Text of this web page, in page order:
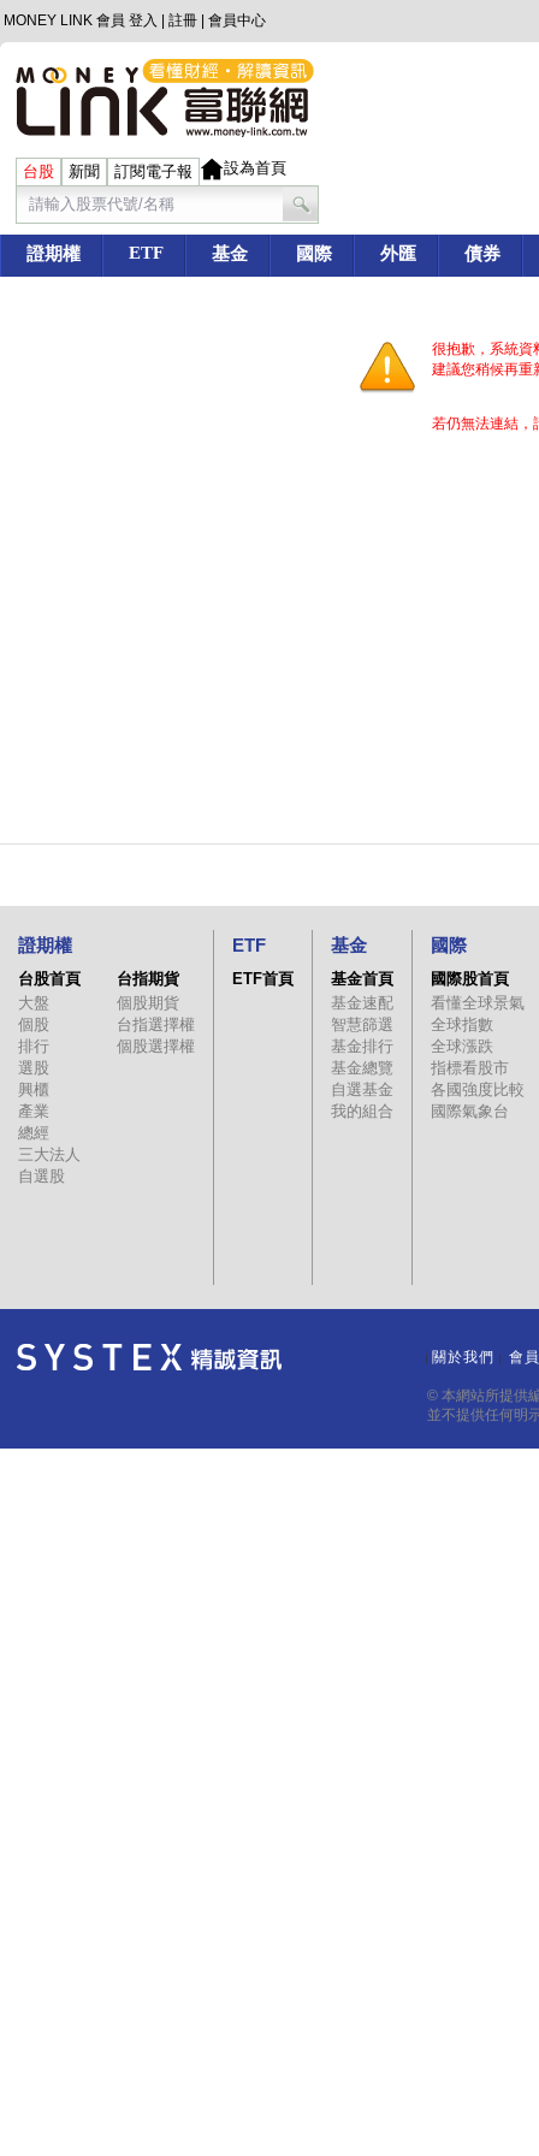
MONEY LINK 會員 登入 註冊 會員中心
台股 新聞 訂閱電子報 設為首頁
證期權 ETF 基金 國際 外匯 債券
很抱歉，系統資
建議您稍候再重
若仍無法連結，
證期權
台股首頁
大盤
個股
排行
選股
興櫃
產業
總經
三大法人
自選股
台指期貨
個股期貨
台指選擇權
個股選擇權
ETF
ETF首頁
基金
基金首頁
基金速配
智慧篩選
基金排行
基金總覽
自選基金
我的組合
國際
國際股首頁
看懂全球景氣
全球指數
全球漲跌
指標看股市
各國強度比較
國際氣象台
關於我們 會
© 本網站所提供
並不提供任何明